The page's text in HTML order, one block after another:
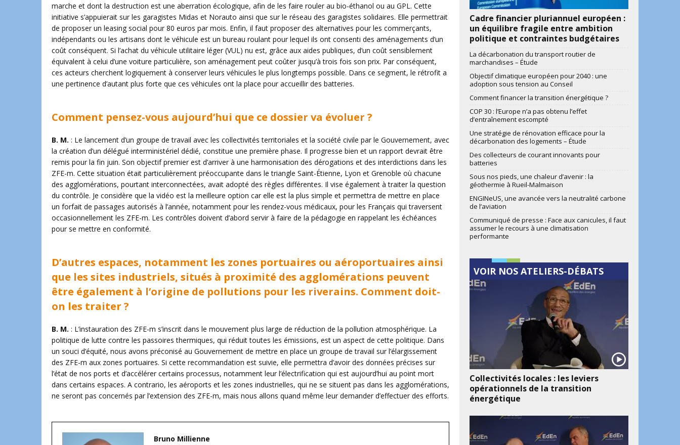
marche et dont la destruction est une aberration écologique, afin de les faire rouler au bio-éthanol ou au GPL. Cette
initiative s’appuierait sur les garagistes Midas et Norauto ainsi que sur le réseau des garagistes solidaires. Elle permettrait
de proposer un leasing social pour 80 euros par mois. Enfin, il faut proposer des alternatives pour les commerçants,
indépendants ou les artisans dont le véhicule est un bureau roulant pour lequel ils ont consenti des aménagements d’un
coût conséquent. Si l’achat du véhicule utilitaire léger (VUL) nu est, grâce aux aides publiques, d’un coût sensiblement
équivalent à celui d’une voiture particulière, son aménagement peut coûter jusqu’à trois fois son prix. Par conséquent,
ces acteurs cherchent logiquement à conserver leurs véhicules le plus longtemps possible. Dans ce segment, le rétrofit a
une pertinence d’autant plus forte que ces véhicules ont la place pour accueillir des batteries.
Comment pensez-vous aujourd’hui que ce dossier va évoluer ?
B. M. : Le lancement d’un groupe de travail avec les collectivités territoriales et la société civile par le Gouvernement, avec
la création d’un délégué interministériel dédié, constitue une première phase. Il progresse bien et un rapport devrait être
remis pour la fin juin. Son objectif premier est d’arriver à une harmonisation des dérogations et des interdictions dans les
ZFE-m. Cette situation était particulièrement préoccupante dans le triangle Saint-Étienne, Lyon et Grenoble où chacune
des agglomérations, pourtant interconnectées, avait adopté des règles différentes. Il vise également à traiter la question
du contrôle. Je considère que la vidéo est la meilleure option car elle est la plus simple et permettra de mettre en place
un forfait de passages autorisés à l’année, notamment pour les rendez-vous médicaux, pour les Français qui traversent
occasionnellement les ZFE-m. Les contrôles doivent d’abord servir à faire de la pédagogie en rappelant les échéances
pour se mettre en conformité.
D’autres espaces, notamment les zones portuaires ou aéroportuaires ainsi
que les sites industriels, situés à proximité des agglomérations peuvent
être également à l’origine de pollutions pour les riverains. Comment doit-
on les traiter ?
B. M. : L’instauration des ZFE-m s’inscrit dans le mouvement plus large de réduction de la pollution atmosphérique. La
politique de lutte contre les passoires thermiques, qui réduit toutes les émissions, est un aspect de cette politique. Dans
un souci d’équité, nous avons préconisé au Gouvernement de mettre en place un groupe de travail sur l’élargissement
des ZFE-m aux zones portuaires. Si cette recommandation est suivie, elle permettra d’avoir des données précises sur
l’état de nos ports et d’accélérer certains processus, notamment leur l’électrification qui est aujourd’hui au point mort
dans certains espaces. A contrario, les aéroports et les zones industrielles, qui ne se situent pas dans les agglomérations,
ne seront pas concernés par l’extension des ZFE-m, mais nous allons quand même leur demander d’effectuer des efforts.
Bruno Millienne
Cadre financier pluriannuel européen :
un équilibre fragile entre ambition
politique et contraintes budgétaires
La décarbonation du transport routier de
marchandises – Étude
Objectif climatique européen pour 2040 : une
adoption sous tension au Conseil
Comment financer la transition énergétique ?
COP 30 : l’Europe n’a pas obtenu l’effet
d’entraînement escompté
Une stratégie de rénovation efficace pour la
décarbonation des logements – Étude
Des collecteurs de courant innovants pour
batteries
Sous nos pieds, une chaleur d’avenir : la
géothermie à Rueil-Malmaison
ENGINeUS, une avancée vers la neutralité carbone
de l’aviation
Communiqué de presse : Face aux canicules, il faut
assumer le recours à une climatisation
performante
VOIR NOS ATELIERS-DÉBATS
Collectivités locales : les leviers
opérationnels de la transition
énergétique